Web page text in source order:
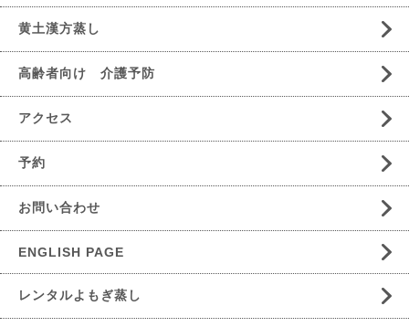
黄土漢方蒸し
高齢者向け 介護予防
アクセス
予約
お問い合わせ
ENGLISH PAGE
レンタルよもぎ蒸し